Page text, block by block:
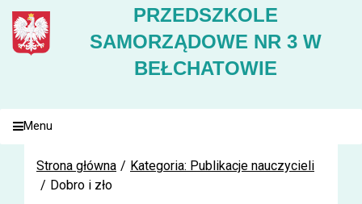
PRZEDSZKOLE
SAMORZĄDOWE NR 3 W
BEŁCHATOWIE
Menu
Strona główna
Kategoria: Publikacje nauczycieli
Dobro i zło